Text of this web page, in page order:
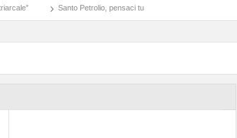
Santo Petrolio, pensaci tu